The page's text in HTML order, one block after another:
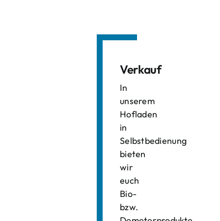
Verkauf
In
unserem
Hofladen
in
Selbstbedienung
bieten
wir
euch
Bio-
bzw.